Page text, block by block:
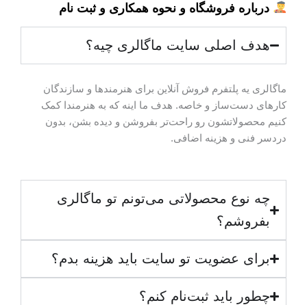
درباره فروشگاه و نحوه همکاری و ثبت نام
هدف اصلی سایت ماگالری چیه؟
ماگالری یه پلتفرم فروش آنلاین برای هنرمندها و سازندگان
کارهای دست‌ساز و خاصه. هدف ما اینه که به هنرمندا کمک
کنیم محصولاتشون رو راحت‌تر بفروشن و دیده بشن، بدون
دردسر فنی و هزینه اضافی.
چه نوع محصولاتی می‌تونم تو ماگالری
بفروشم؟
برای عضویت تو سایت باید هزینه بدم؟
چطور باید ثبت‌نام کنم؟